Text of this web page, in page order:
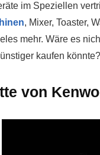
im Speziellen
, Mixer, Toaster,
mehr. Wäre es
kaufen könnte?
von